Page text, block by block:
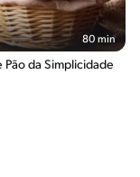
80 min
Pão da Simplicidade